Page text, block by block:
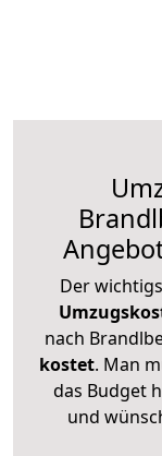
Der
nach
kostet. Man
das Budget
und